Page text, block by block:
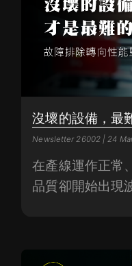
沒壞的設備，最
Newsletter 26002 | 24
在產線運作正常
品質卻開始出現